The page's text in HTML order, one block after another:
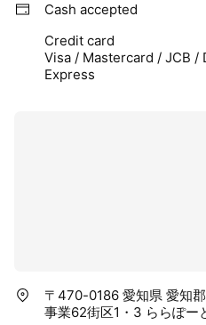
Cash accepted
Credit card
Visa / Mastercard / JCB /
Express
〒470-0186 愛知県 愛知
事業62街区1・3 ららぽー